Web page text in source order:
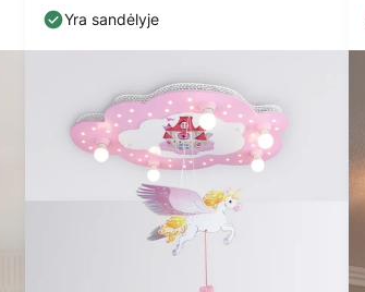
Yra sandėlyje